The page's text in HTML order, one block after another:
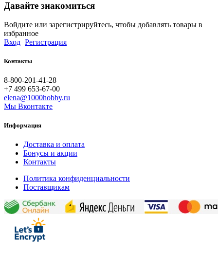
Давайте знакомиться
Войдите или зарегистрируйтесь, чтобы добавлять товары в
избранное
Вход Регистрация
Контакты
8-800-201-41-28
+7 499 653-67-00
elena@1000hobby.ru
Мы Вконтакте
Информация
Доставка и оплата
Бонусы и акции
Контакты
Политика конфиденциальности
Поставщикам